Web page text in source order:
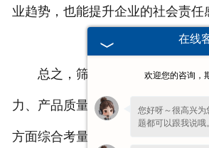
业趋势，也能提升企业的社会责任
总之，筛选可靠的石墨模具供
力、产品质量、交货能力、成本控
方面综合考量。通过细致的调研和
在线
欢迎您的咨询，
您好呀～很高兴为
题都可以跟我说哦。